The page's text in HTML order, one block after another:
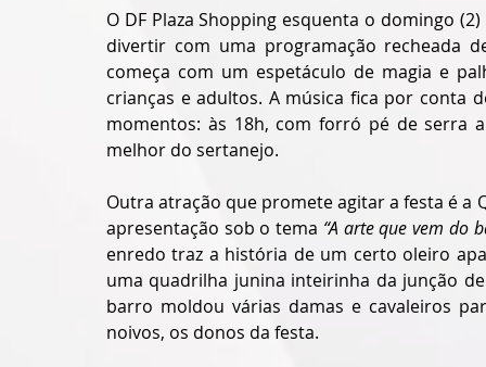
O DF Plaza Shopping esquenta o domingo
divertir com uma programação recheada
começa com um espetáculo de magia e
crianças e adultos. A música fica por conta
momentos: às 18h, com forró pé de serra
melhor do sertanejo.
Outra atração que promete agitar a festa é a
apresentação sob o tema “A arte que vem do
enredo traz a história de um certo oleiro
uma quadrilha junina inteirinha da junção
barro moldou várias damas e cavaleiros
noivos, os donos da festa.